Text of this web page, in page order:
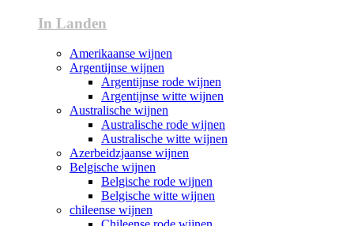
In Landen
Amerikaanse wijnen
Argentijnse wijnen
Argentijnse rode wijnen
Argentijnse witte wijnen
Australische wijnen
Australische rode wijnen
Australische witte wijnen
Azerbeidzjaanse wijnen
Belgische wijnen
Belgische rode wijnen
Belgische witte wijnen
chileense wijnen